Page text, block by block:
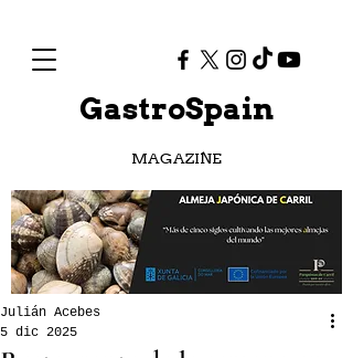
GastroSpain
MAGAZINE
Julián Acebes
5 dic 2025